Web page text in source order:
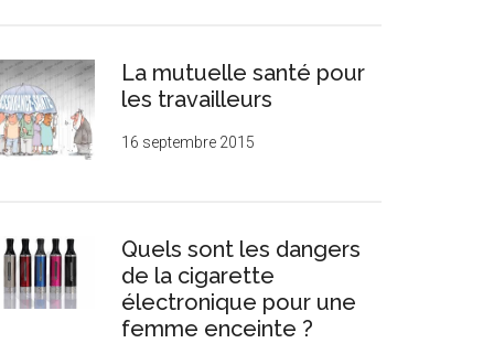
La mutuelle santé pour
les travailleurs
16 septembre 2015
Quels sont les dangers
de la cigarette
électronique pour une
femme enceinte ?